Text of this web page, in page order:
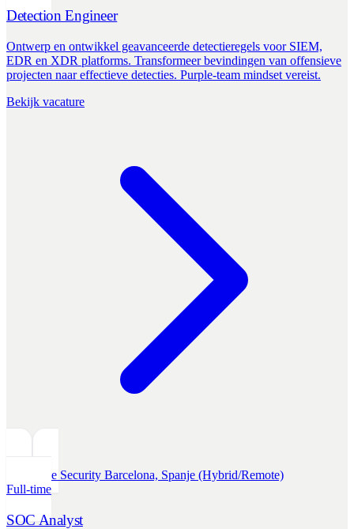
Detection Engineer
Ontwerp en ontwikkel geavanceerde detectieregels voor SIEM,
EDR en XDR platforms. Transformeer bevindingen van offensieve
projecten naar effectieve detecties. Purple-team mindset vereist.
Bekijk vacature
Defensive Security Barcelona, Spanje (Hybrid/Remote)
Full-time
SOC Analyst